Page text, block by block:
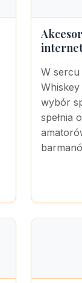
W
wybór
spełnia